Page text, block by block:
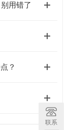
用错了
？
联系